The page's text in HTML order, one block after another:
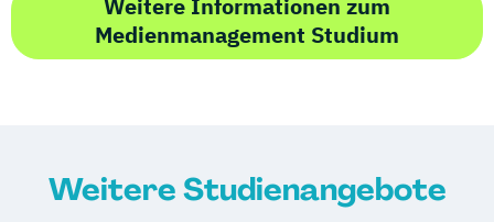
Weitere Informationen zum
Medienmanagement Studium
Weitere Studienangebote